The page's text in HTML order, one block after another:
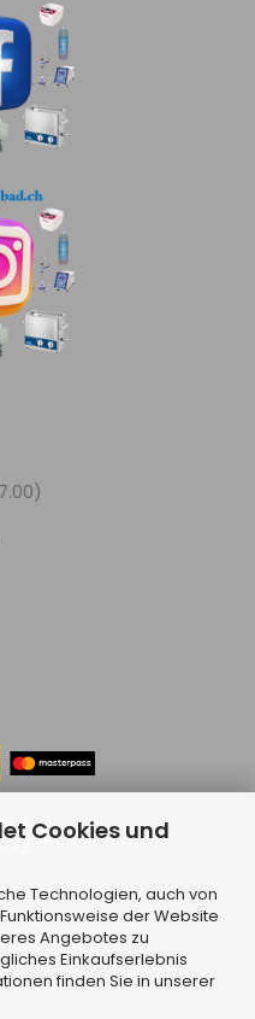
Cookies und
Technologien, auch von
der Website
Angebotes zu
Einkaufserlebnis
finden Sie in unserer
© 2026 | Template